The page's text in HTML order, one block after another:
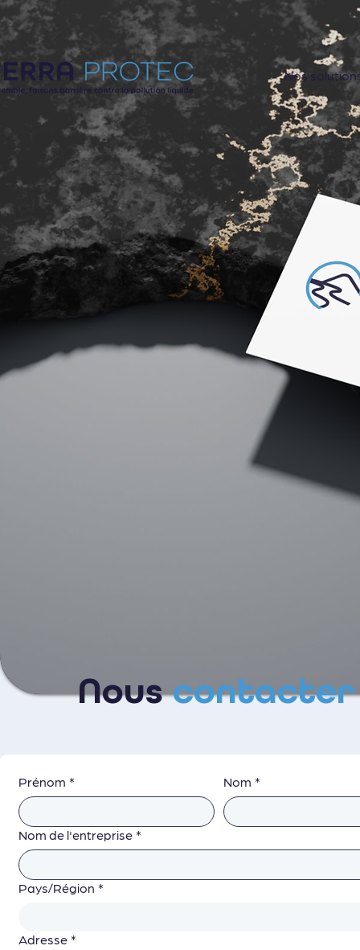
Nos
Nouscontacter
Prénom * Nom *
Nom de l'entreprise *
Adresse multiligne
Pays/Région *
Adresse *